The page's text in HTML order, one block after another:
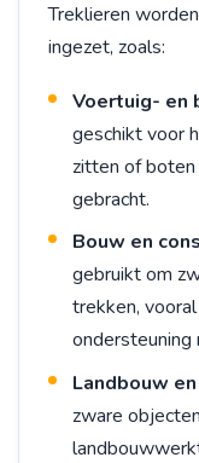
Treklieren
ingezet, zoals:
Voertuig- en
geschikt voor
zitten of
gebracht.
Bouw en
gebruikt om
trekken,
ondersteuning
Landbouw
zware